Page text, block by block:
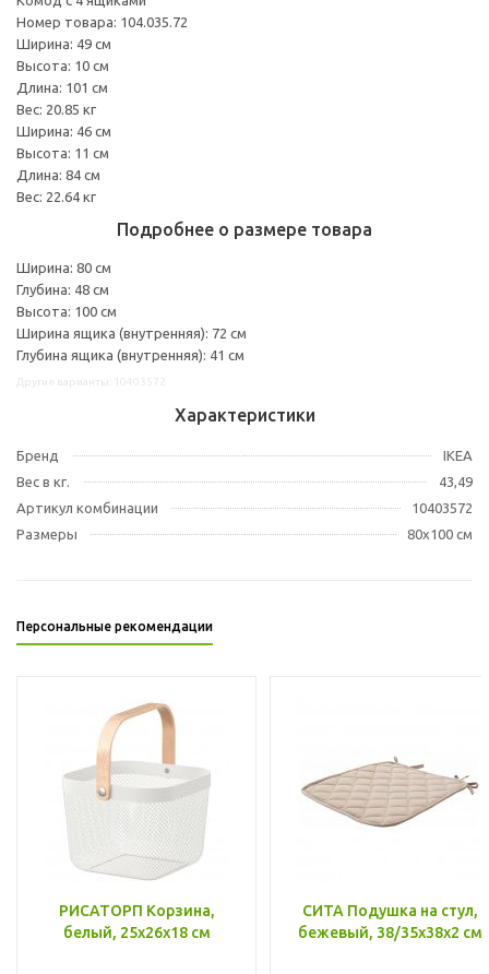
Номер товара: 104.035.72
Ширина: 49 см
Высота: 10 см
Длина: 101 см
Вес: 20.85 кг
Ширина: 46 см
Высота: 11 см
Длина: 84 см
Вес: 22.64 кг
Подробнее о размере товара
Ширина: 80 см
Глубина: 48 см
Высота: 100 см
Ширина ящика (внутренняя): 72 см
Глубина ящика (внутренняя): 41 см
Характеристики
Бренд
IKEA
Вес в кг.
43,49
Артикул комбинации
10403572
Размеры
80x100 см
Персональные рекомендации
РИСАТОРП Корзина,
белый, 25x26x18 см
СИТА Подушка на стул,
бежевый, 38/35x38x2 см